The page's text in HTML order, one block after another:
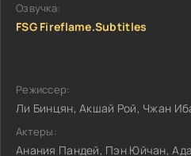
Озвучка:
FSG Fireflame.Subtitles
Режиссер:
Ли Бинцян, Акшай Рой, Чжан
Актеры:
Анания Пандей, Пэн Юйчан,